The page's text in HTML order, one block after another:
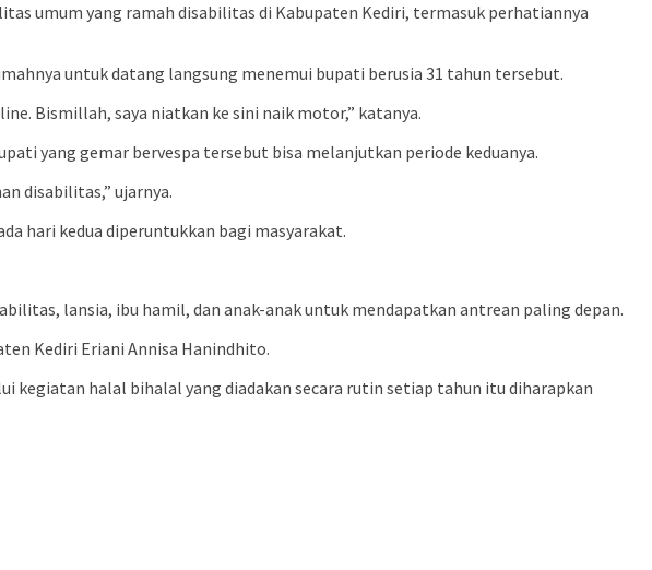
umum yang ramah disabilitas di Kabupaten Kediri, termasuk perhatiannya
untuk datang langsung menemui bupati berusia 31 tahun tersebut.
Bismillah, saya niatkan ke sini naik motor,” katanya.
yang gemar bervespa tersebut bisa melanjutkan periode keduanya.
disabilitas,” ujarnya.
hari kedua diperuntukkan bagi masyarakat.
lansia, ibu hamil, dan anak-anak untuk mendapatkan antrean paling depan.
Kediri Eriani Annisa Hanindhito.
halal bihalal yang diadakan secara rutin setiap tahun itu diharapkan